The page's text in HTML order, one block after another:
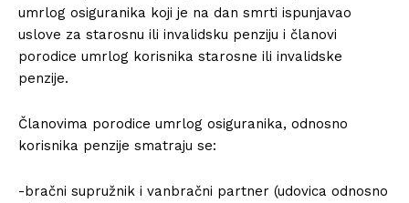
umrlog osiguranika koji je na dan smrti ispunjavao
uslove za starosnu ili invalidsku penziju i članovi
porodice umrlog korisnika starosne ili invalidske
penzije.
Članovima porodice umrlog osiguranika, odnosno
korisnika penzije smatraju se:
-bračni supružnik i vanbračni partner (udovica odnosno